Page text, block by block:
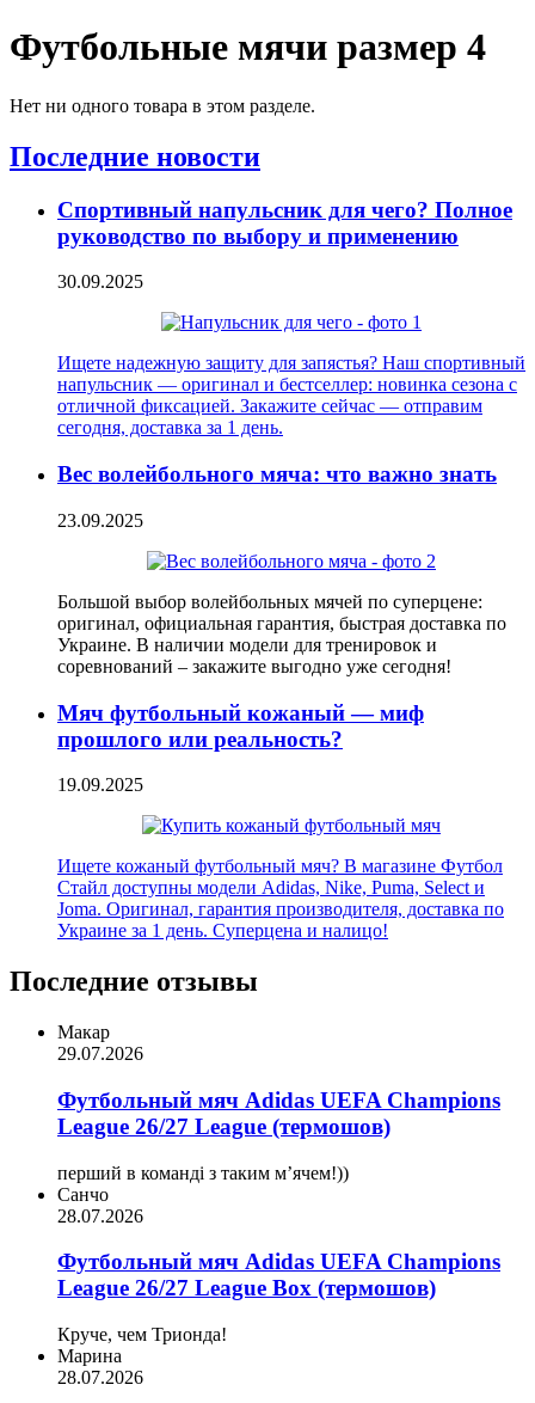
Футбольные мячи размер 4
Нет ни одного товара в этом разделе.
Последние новости
Спортивный напульсник для чего? Полное
руководство по выбору и применению
30.09.2025
Ищете надежную защиту для запястья? Наш спортивный
напульсник — оригинал и бестселлер: новинка сезона с
отличной фиксацией. Закажите сейчас — отправим
сегодня, доставка за 1 день.
Вес волейбольного мяча: что важно знать
23.09.2025
Большой выбор волейбольных мячей по суперцене:
оригинал, официальная гарантия, быстрая доставка по
Украине. В наличии модели для тренировок и
соревнований – закажите выгодно уже сегодня!
Мяч футбольный кожаный — миф
прошлого или реальность?
19.09.2025
Ищете кожаный футбольный мяч? В магазине Футбол
Стайл доступны модели Adidas, Nike, Puma, Select и
Joma. Оригинал, гарантия производителя, доставка по
Украине за 1 день. Суперцена и налицо!
Последние отзывы
Макар
29.07.2026
Футбольный мяч Adidas UEFA Champions
League 26/27 League (термошов)
перший в команді з таким мʼячем!))
Санчо
28.07.2026
Футбольный мяч Adidas UEFA Champions
League 26/27 League Box (термошов)
Круче, чем Трионда!
Марина
28.07.2026